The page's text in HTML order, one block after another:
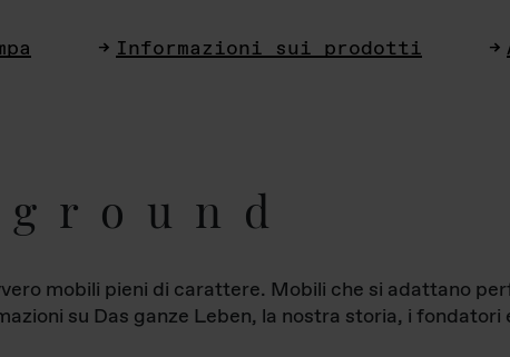
Informazioni sui prodotti
mobili pieni di carattere. Mobili che si adattano
su Das ganze Leben, la nostra storia, i